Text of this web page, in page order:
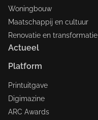
Woningbouw
Maatschappij en cultuur
Renovatie en transformatie
Actueel
Platform
Printuitgave
Digimazine
ARC Awards